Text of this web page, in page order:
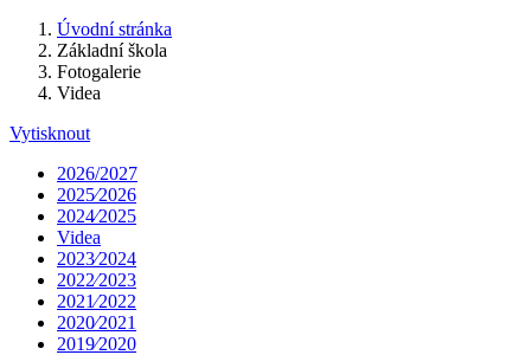
Úvodní stránka
Základní škola
Fotogalerie
Videa
Vytisknout
2026/2027
2025⁄2026
2024⁄2025
Videa
2023⁄2024
2022⁄2023
2021⁄2022
2020⁄2021
2019⁄2020